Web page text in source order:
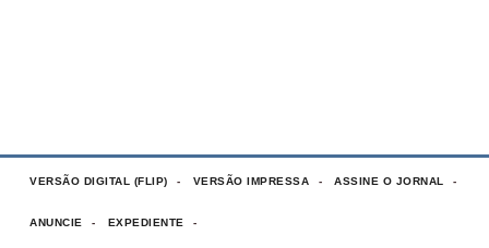
VERSÃO DIGITAL (FLIP) VERSÃO IMPRESSA ASSINE O JORNAL
ANUNCIE EXPEDIENTE